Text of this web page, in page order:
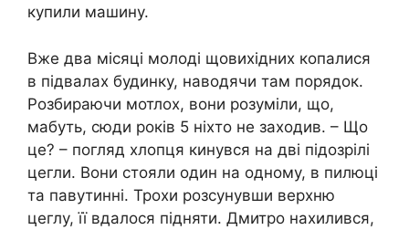
купили машину.
Вже два місяці молоді щовихідних копалися
в підвалах будинку, наводячи там порядок.
Розбираючи мотлох, вони розуміли, що,
мабуть, сюди років 5 ніхто не заходив. – Що
це? – погляд хлопця кинувся на дві підозрілі
цегли. Вони стояли один на одному, в пилюці
та павутинні. Трохи розсунувши верхню
цеглу, її вдалося підняти. Дмитро нахилився,